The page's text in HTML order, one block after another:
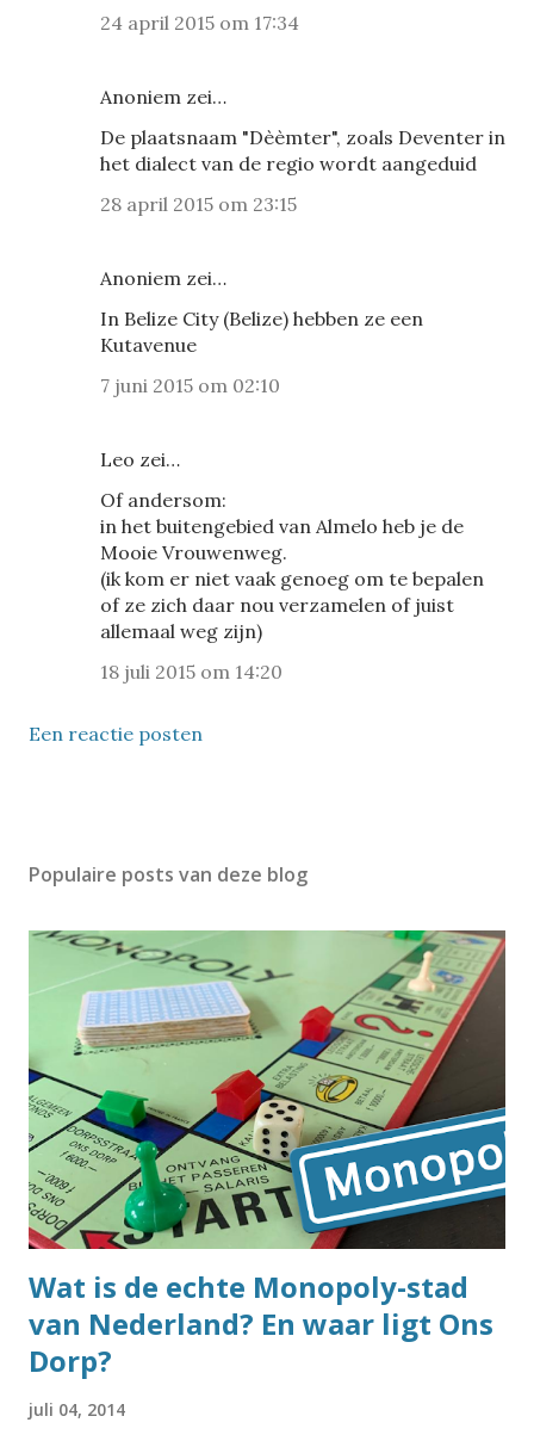
24 april 2015 om 17:34
Anoniem zei…
De plaatsnaam "Dèèmter", zoals Deventer in
het dialect van de regio wordt aangeduid
28 april 2015 om 23:15
Anoniem zei…
In Belize City (Belize) hebben ze een
Kutavenue
7 juni 2015 om 02:10
Leo zei…
Of andersom:
in het buitengebied van Almelo heb je de
Mooie Vrouwenweg.
(ik kom er niet vaak genoeg om te bepalen
of ze zich daar nou verzamelen of juist
allemaal weg zijn)
18 juli 2015 om 14:20
Een reactie posten
Populaire posts van deze blog
Wat is de echte Monopoly-stad
van Nederland? En waar ligt Ons
Dorp?
juli 04, 2014